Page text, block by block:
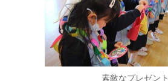
素敵なプレゼント